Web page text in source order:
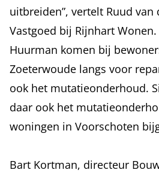
uitbreiden”, vertelt Ruud van
Vastgoed bij Rijnhart Wonen.
Huurman komen bij
Zoeterwoude langs voor
ook het mutatieonderhoud.
daar ook het
woningen in Voorschoten
Bart Kortman, directeur